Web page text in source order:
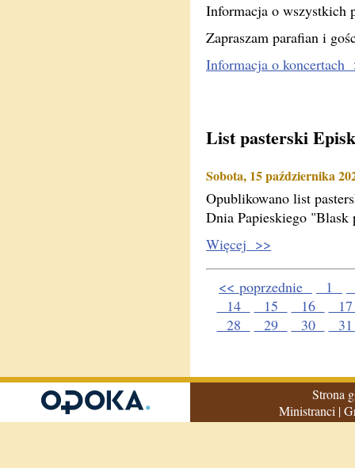
Informacja o wszystkich
Zapraszam parafian i
Informacja o koncertach
List pasterski
Sobota, 15 października
Opublikowano list
Dnia Papieskiego "Blask
Więcej >>
<< poprzednie 1
14
15 16
28
29 30
Strona
Ministranci |